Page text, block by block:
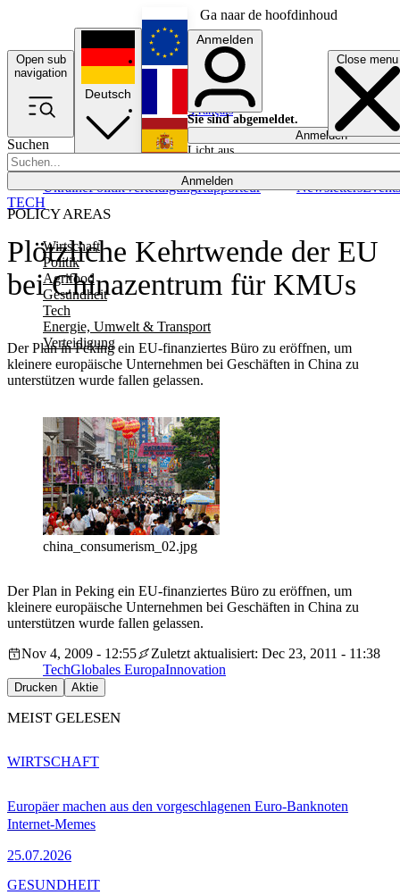
Ga naar de hoofdinhoud
Open sub
navigation
Close menu
Suchen
Anmelden
POLICY AREAS
Wirtschaft
Politik
Agrifood
Gesundheit
Tech
Energie, Umwelt & Transport
Verteidigung
UkrainePolitikVerteidigungRapporteur NewslettersEvents
Deutsch
English
Français
Anmelden
Sie sind abgemeldet.
Anmelden
Licht aus
Plötzliche Kehrtwende der EU
bei Chinazentrum für KMUs
Der Plan in Peking ein EU-finanziertes Büro zu eröffnen, um
kleinere europäische Unternehmen bei Geschäften in China zu
unterstützen wurde fallen gelassen.
TECH
china_consumerism_02.jpg
Der Plan in Peking ein EU-finanziertes Büro zu eröffnen, um
kleinere europäische Unternehmen bei Geschäften in China zu
unterstützen wurde fallen gelassen.
Nov 4, 2009 - 12:55
Zuletzt aktualisiert: Dec 23, 2011 - 11:38
TechGlobales EuropaInnovation
Drucken Aktie
MEIST GELESEN
Europäer machen aus den vorgeschlagenen Euro-Banknoten
Internet-Memes
25.07.2026
WIRTSCHAFT
GESUNDHEIT